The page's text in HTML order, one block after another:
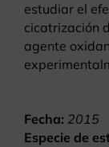
estudiar el
cicatrización
agente
Fecha: 2015
Especie de